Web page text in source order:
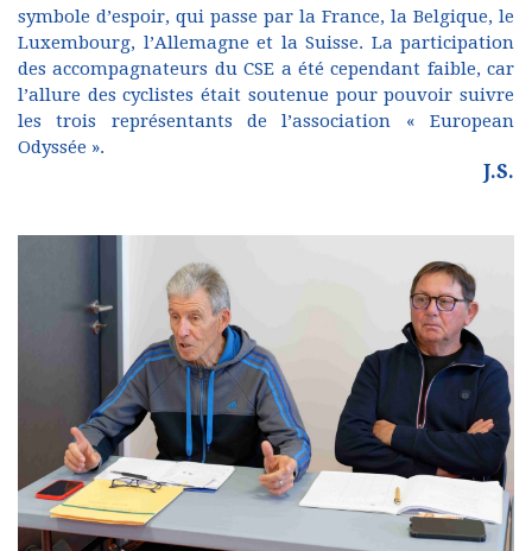
symbole d’espoir, qui passe par la France, la Belgique, le
Luxembourg, l’Allemagne et la Suisse. La participation
des accompagnateurs du CSE a été cependant faible, car
l’allure des cyclistes était soutenue pour pouvoir suivre
les trois représentants de l’association « European
Odyssée ».
J.S.